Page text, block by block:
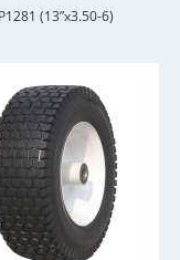
(13”x3.50-6)